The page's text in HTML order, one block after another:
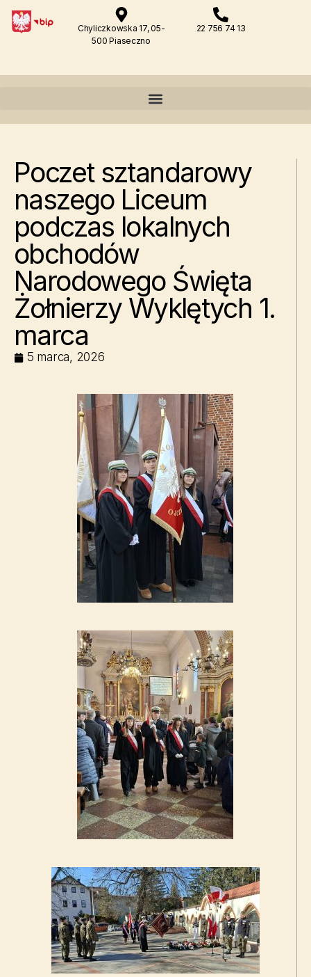
Chyliczkowska 17, 05-
500 Piaseczno
22 756 74 13
Poczet sztandarowy
naszego Liceum
podczas lokalnych
obchodów
Narodowego Święta
Żołnierzy Wyklętych 1.
marca
5 marca, 2026